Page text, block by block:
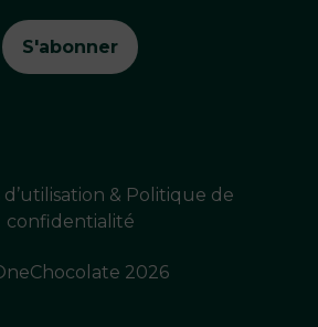
& Politique de
confidentialité
2026